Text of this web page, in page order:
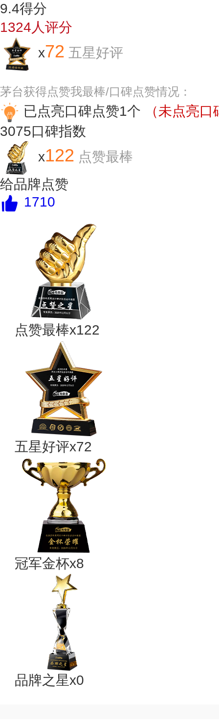
9.4得分
1324人评分
x72 五星好评
茅台获得点赞我最棒/口碑点赞情况：
已点亮口碑点赞1个
（未点亮
3075口碑指数
x122 点赞最棒
给品牌点赞
1710
点赞最棒x122
五星好评x72
冠军金杯x8
品牌之星x0